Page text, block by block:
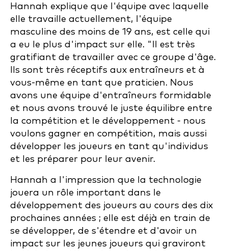
Hannah explique que l'équipe avec laquelle
elle travaille actuellement, l'équipe
masculine des moins de 19 ans, est celle qui
a eu le plus d'impact sur elle. "Il est très
gratifiant de travailler avec ce groupe d'âge.
Ils sont très réceptifs aux entraîneurs et à
vous-même en tant que praticien. Nous
avons une équipe d'entraîneurs formidable
et nous avons trouvé le juste équilibre entre
la compétition et le développement - nous
voulons gagner en compétition, mais aussi
développer les joueurs en tant qu'individus
et les préparer pour leur avenir.
Hannah a l'impression que la technologie
jouera un rôle important dans le
développement des joueurs au cours des dix
prochaines années ; elle est déjà en train de
se développer, de s'étendre et d'avoir un
impact sur les jeunes joueurs qui graviront